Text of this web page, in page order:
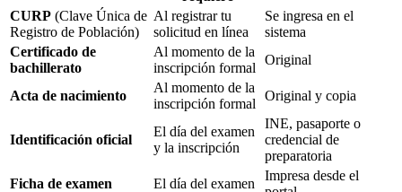
CURP (Clave Única de
Registro de Población)
Al registrar tu
solicitud en línea
Se ingresa en el
sistema
Certificado de
bachillerato
Al momento de la
inscripción formal
Original
Acta de nacimiento
Al momento de la
inscripción formal
Original y copia
Identificación oficial
El día del examen
y la inscripción
INE, pasaporte o
credencial de
preparatoria
Ficha de examen
El día del examen
Impresa desde el